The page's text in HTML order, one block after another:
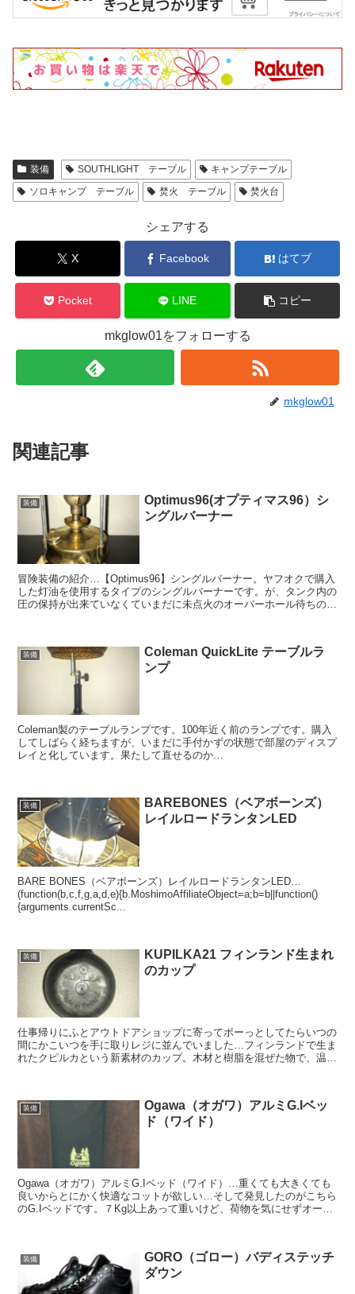
装備 SOUTHLIGHT テーブル
キャンプテーブル
ソロキャンプ テーブル
焚火 テーブル 焚火台
シェアする
X Facebook はてブ
Pocket LINE コピー
mkglow01をフォローする
mkglow01
関連記事
装備
Optimus96(オプティマス96）シ
ングルバーナー
冒険装備の紹介…【Optimus96】シングルバーナー。ヤフオクで購入
した灯油を使用するタイプのシングルバーナーです。が、タンク内の
圧の保持が出来ていなくていまだに未点火のオーバーホール待ちの状
装備
Coleman QuickLite テーブルラ
ンプ
Coleman製のテーブルランプです。100年近く前のランプです。購入
してしばらく経ちますが、いまだに手付かずの状態で部屋のディスプ
レイと化しています。果たして直せるのか…
装備
BAREBONES（ベアボーンズ）
レイルロードランタンLED
BARE BONES（ベアボーンズ）レイルロードランタンLED…
(function(b,c,f,g,a,d,e){b.MoshimoAffiliateObject=a;b=b||function()
{arguments.currentSc...
装備
KUPILKA21 フィンランド生まれ
のカップ
仕事帰りにふとアウトドアショップに寄ってボーっとしてたらいつの
間にかこいつを手に取りレジに並んでいました…フィンランドで生ま
れたクピルカという新素材のカップ。木材と樹脂を混ぜた物で、温か
装備
Ogawa（オガワ）アルミG.Iベッ
ド（ワイド）
Ogawa（オガワ）アルミG.Iベッド（ワイド）…重くても大きくても
良いからとにかく快適なコットが欲しい…そして発見したのがこちら
のG.Iベッドです。７Kg以上あって重いけど、荷物を気にせずオート
装備
GORO（ゴロー）バディステッチ
ダウン